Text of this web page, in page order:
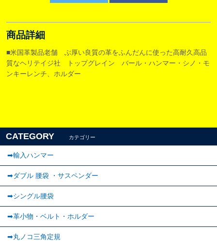
商品詳細
■米国革製品老舗 ぶ厚い良質の革をふんだんに使った高耐久高品
質なヘリテイジ社 トップグレイン バール・ハンマー・シノ・モ
ンキーレンチ、ホルダー
CATEGORY カテゴリー
➡輸入ハンマー
➡ダブル 腰袋 ・サスペンダー
➡︎シングル腰袋
➡︎革小物・ベルト・ホルダー
➡丸ノコ三角定規